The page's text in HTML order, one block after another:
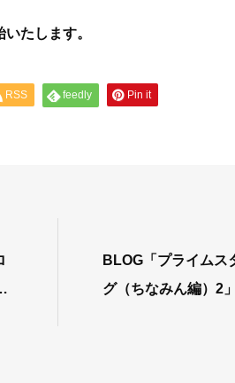
たします。
RSS feedly Pin it
BLOG「プライムス
グ（ちなみん編）2